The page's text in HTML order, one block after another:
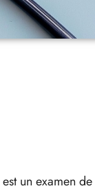
un examen de